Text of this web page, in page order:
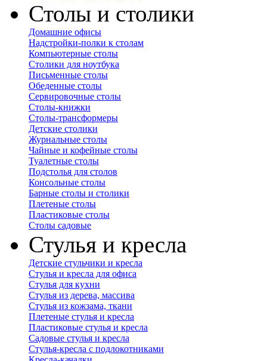
Столы и столики
Домашние офисы
Надстройки-полки к столам
Компьютерные столы
Столики для ноутбука
Письменные столы
Обеденные столы
Сервировочные столы
Столы-книжки
Столы-трансформеры
Детские столики
Журнальные столы
Чайные и кофейные столы
Туалетные столы
Подстолья для столов
Консольные столы
Барные столы и столики
Плетеные столы
Пластиковые столы
Столы садовые
Стулья и кресла
Детские стульчики и кресла
Стулья и кресла для офиса
Стулья для кухни
Стулья из дерева, массива
Стулья из кожзама, ткани
Плетеные стулья и кресла
Пластиковые стулья и кресла
Садовые стулья и кресла
Стулья-кресла с подлокотниками